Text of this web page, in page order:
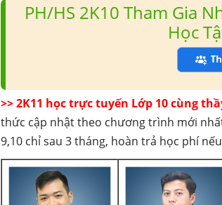
PH/HS 2K10 Tham Gia
Học
>> 2K11 học trực tuyến Lớp 10 cùng
thức cập nhật theo chương trình mới
9,10 chỉ sau 3 tháng, hoàn trả học phí